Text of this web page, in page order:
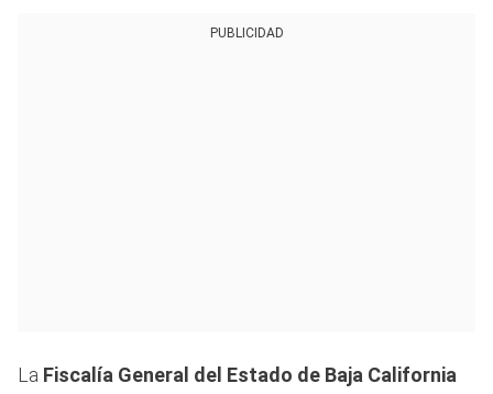
PUBLICIDAD
La Fiscalía General del Estado de Baja California